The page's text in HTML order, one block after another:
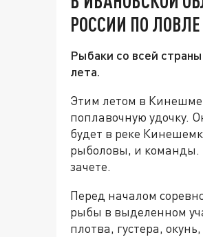
РОССИИ ПО
Рыбаки со всей страны
лета.
Этим летом в
поплавочную удочку.
будет в реке
рыболовы, и команды.
зачете.
Перед началом
рыбы в выделенном
плотва, густера,